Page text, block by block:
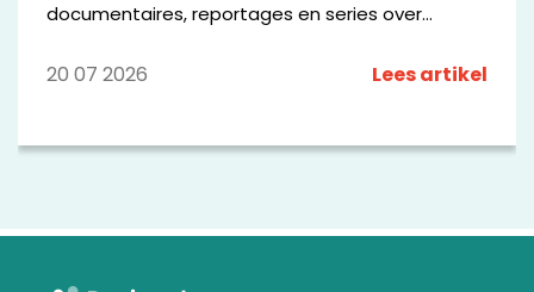
documentaires, reportages en series over
zetten een aantal opvallende programma's op
20 07 2026 Lees artikel